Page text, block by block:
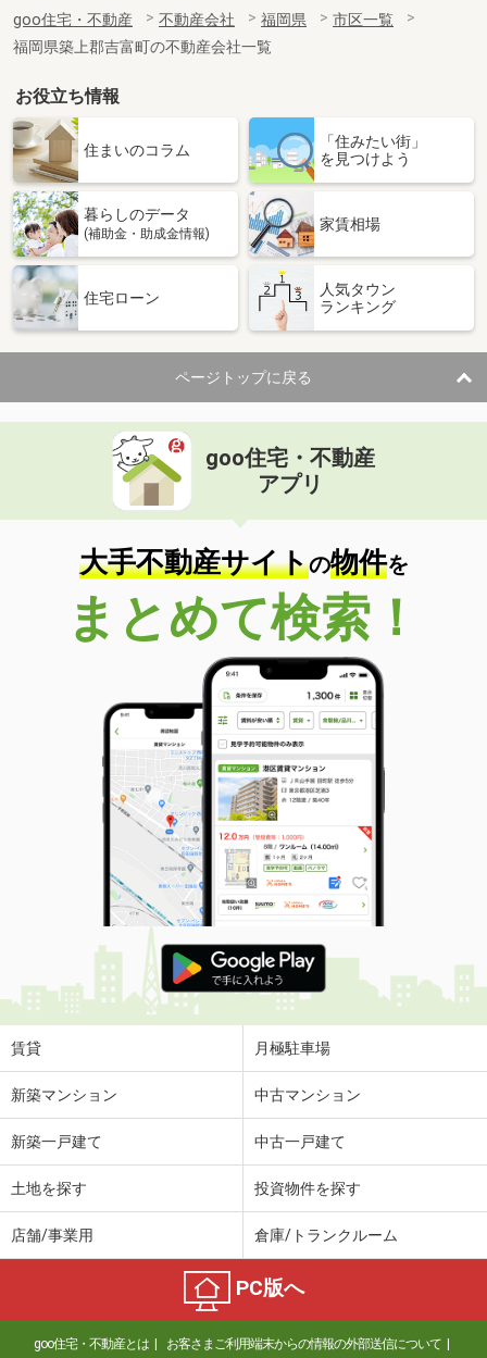
goo住宅・不動産 不動産会社 福岡県
市区一覧
福岡県築上郡吉富町の不動産会社一覧
お役立ち情報
住まいのコラム
「住みたい街」
を見つけよう
暮らしのデータ
(補助金・助成金情報)
家賃相場
住宅ローン
人気タウン
ランキング
ページトップに戻る
goo住宅・不動産
アプリ
大手不動産サイトの物件を
まとめて検索！
賃貸 月極駐車場
新築マンション 中古マンション
新築一戸建て 中古一戸建て
土地を探す 投資物件を探す
店舗/事業用 倉庫/トランクルーム
PC版へ
goo住宅・不動産とは お客さまご利用端末からの情報の外部送信について